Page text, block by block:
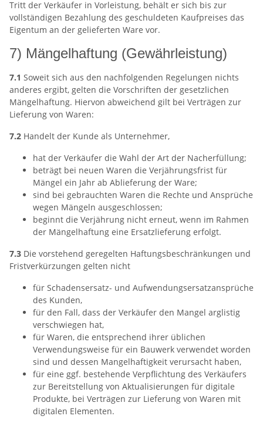
Tritt der Verkäufer in Vorleistung, behält er sich bis zur
vollständigen Bezahlung des geschuldeten Kaufpreises das
Eigentum an der gelieferten Ware vor.
7) Mängelhaftung (Gewährleistung)
7.1 Soweit sich aus den nachfolgenden Regelungen nichts
anderes ergibt, gelten die Vorschriften der gesetzlichen
Mängelhaftung. Hiervon abweichend gilt bei Verträgen zur
Lieferung von Waren:
7.2 Handelt der Kunde als Unternehmer,
hat der Verkäufer die Wahl der Art der Nacherfüllung;
beträgt bei neuen Waren die Verjährungsfrist für
Mängel ein Jahr ab Ablieferung der Ware;
sind bei gebrauchten Waren die Rechte und Ansprüche
wegen Mängeln ausgeschlossen;
beginnt die Verjährung nicht erneut, wenn im Rahmen
der Mängelhaftung eine Ersatzlieferung erfolgt.
7.3 Die vorstehend geregelten Haftungsbeschränkungen und
Fristverkürzungen gelten nicht
für Schadensersatz- und Aufwendungsersatzansprüche
des Kunden,
für den Fall, dass der Verkäufer den Mangel arglistig
verschwiegen hat,
für Waren, die entsprechend ihrer üblichen
Verwendungsweise für ein Bauwerk verwendet worden
sind und dessen Mangelhaftigkeit verursacht haben,
für eine ggf. bestehende Verpflichtung des Verkäufers
zur Bereitstellung von Aktualisierungen für digitale
Produkte, bei Verträgen zur Lieferung von Waren mit
digitalen Elementen.